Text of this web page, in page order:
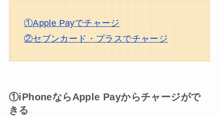
①Apple Payでチャージ
②セブンカード・プラスでチャージ
①iPhoneならApple Payからチャージがで
きる